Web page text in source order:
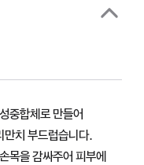
중합체로 만들어
만치 부드럽습니다.
목을 감싸주어 피부에